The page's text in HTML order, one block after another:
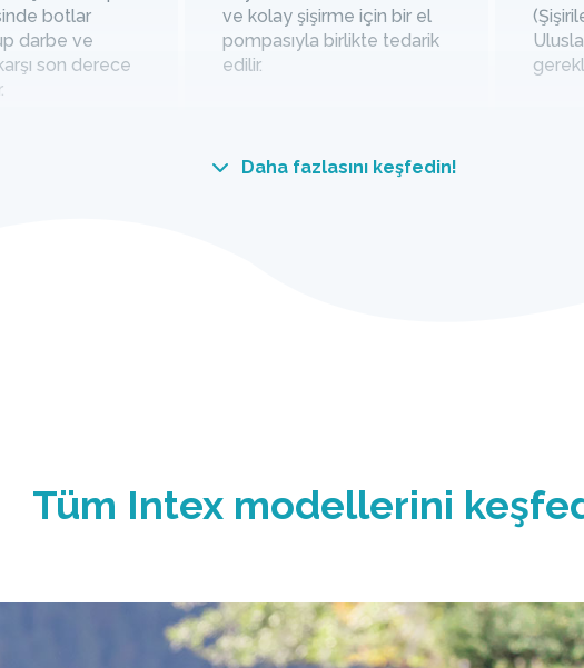
botlar
darbe ve
son derece
ve kolay şişirme için bir el
pompasıyla birlikte tedarik
edilir.
Daha fazlasını keşfedin!
Göllerde ve göletlerde
ve gezmek için uygundur.
Tüm Intex modellerini